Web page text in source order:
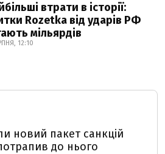
втрати в історії:
Rozetka від ударів РФ
мільярдів
12:10
новий пакет санкцій
до нього